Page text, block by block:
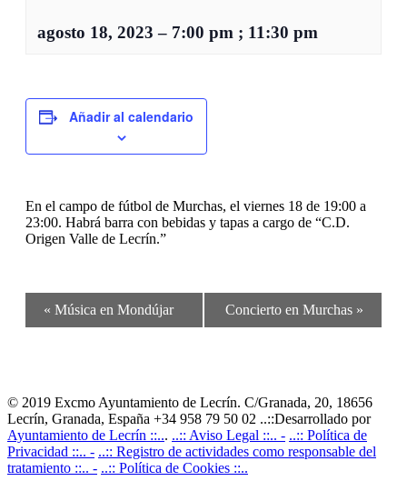
agosto 18, 2023– 7:00 pm ; 11:30 pm
Añadir al calendario
En el campo de fútbol de Murchas, el viernes 18 de 19:00 a
23:00. Habrá barra con bebidas y tapas a cargo de “C.D.
Origen Valle de Lecrín.”
Navegación
« Música en Mondújar Concierto en Murchas »
© 2019 Excmo Ayuntamiento de Lecrín. C/Granada, 20, 18656
Lecrín, Granada, España +34 958 79 50 02 ..::Desarrollado por
Ayuntamiento de Lecrín ::... ..:: Aviso Legal ::.. - ..:: Política de
Privacidad ::.. - ..:: Registro de actividades como responsable del
tratamiento ::.. - ..:: Política de Cookies ::..